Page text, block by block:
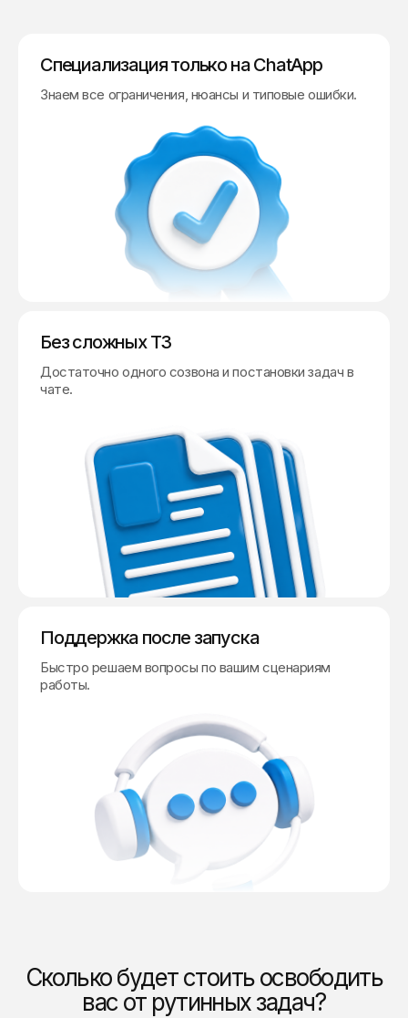
Специализация только на ChatApp
Знаем все ограничения, нюансы и типовые ошибки.
Без сложных ТЗ
Достаточно одного созвона и постановки задач в
чате.
Поддержка после запуска
Быстро решаем вопросы по вашим сценариям
работы.
Сколько будет стоить освободить
вас от рутинных задач?